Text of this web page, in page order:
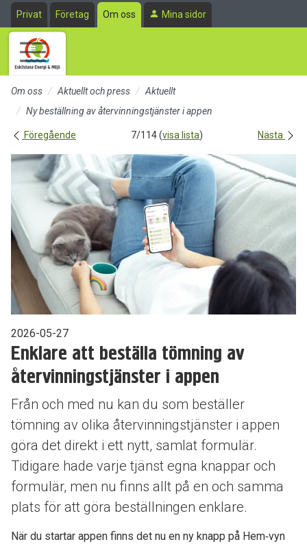
Till sidans huvudinnehåll
Privat Företag Om oss Mina sidor
Om oss Aktuellt och press
Aktuellt
Ny beställning av återvinningstjänster i appen
Föregående 7/114 (visa lista) Nästa
2026-05-27
Enklare att beställa tömning av
återvinningstjänster i appen
Från och med nu kan du som beställer
tömning av olika återvinningstjänster i appen
göra det direkt i ett nytt, samlat formulär.
Tidigare hade varje tjänst egna knappar och
formulär, men nu finns allt på en och samma
plats för att göra beställningen enklare.
När du startar appen finns det nu en ny knapp på Hem‑vyn